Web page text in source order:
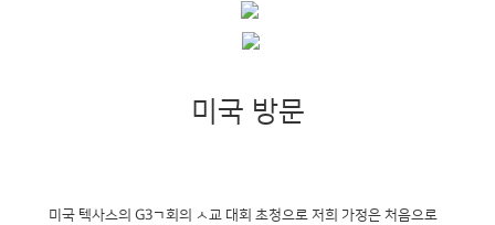
미국 방문
미국 텍사스의 G3ㄱ회의 ㅅ교 대회 초청으로 저희 가정은 처음으로